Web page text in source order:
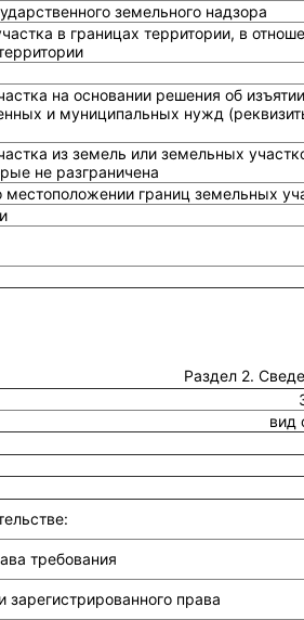
земельного надзора
в границах территории, в
на основании решения об изъятии
и муниципальных нужд
из земель или земельных
не разграничена
границ земельных
Раздел 2.
вид
требования
права